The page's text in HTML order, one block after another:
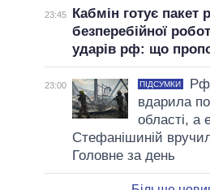
23:45
Кабмін готує пакет
безперебійної
ударів рф: що
23:00 ПІДСУМКИ
Рф
вдарила
області, а
Стефанішиній
Головне за день